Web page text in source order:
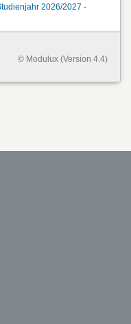
2026/2027 -
© Modulux (Version 4.4)